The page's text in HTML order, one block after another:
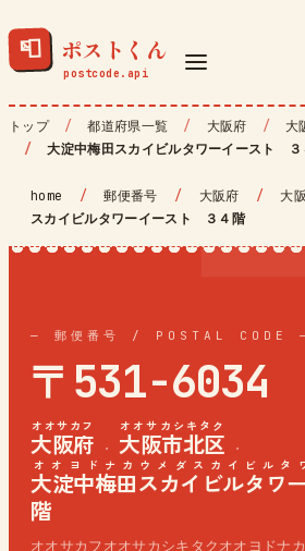
📮 ポストくん
トップ 都道府県一覧 大阪府
大
大淀中梅田スカイビルタワーイースト ３
home / 郵便番号 / 大阪府 / 大
スカイビルタワーイースト ３４階
— 郵便番号 / POSTAL CODE
〒531-6034
大阪府
オオサカフ
· 大阪市北区
オオサカシキタク
·
大淀中梅田スカイビルタワ
階
オオヨドナカウメダスカイビルタ
オオサカフオオサカシキタクオオヨドナ